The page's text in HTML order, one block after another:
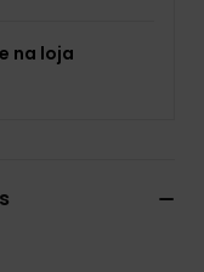
na loja